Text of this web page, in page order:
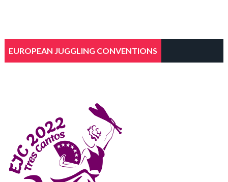
EUROPEAN JUGGLING CONVENTIONS